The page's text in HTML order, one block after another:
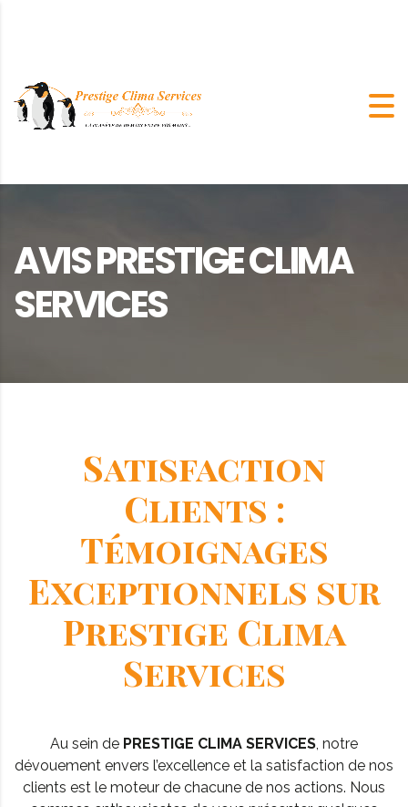
AVIS PRESTIGE CLIMA
SERVICES
Satisfaction
Clients :
Témoignages
Exceptionnels sur
Prestige Clima
Services
Au sein de PRESTIGE CLIMA SERVICES , notre
dévouement envers l’excellence et la satisfaction de nos
clients est le moteur de chacune de nos actions. Nous